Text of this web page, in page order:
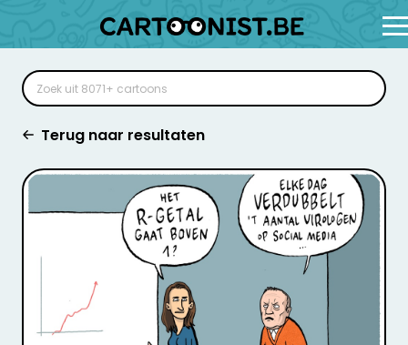
Terug naar resultaten